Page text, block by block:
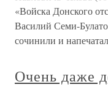
«Войска Донского
Василий Семи-
сочинили и
Очень даже